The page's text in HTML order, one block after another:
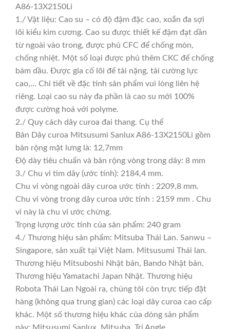
A86-13X2150Li
1./ Vật liệu: Cao su – có độ đậm đặc cao, xoắn đa sợi
lõi kiểu kim cương. Cao su được thiết kế đậm đạt dần
từ ngoài vào trong, được phủ CFC để chống mòn,
chống nhiệt. Một số loại được phủ thêm CKC để chống
bám dầu. Được gia cố lõi để tải nặng, tải cường lực
cao,… Chi tiết về đặc tính sản phẩm vui lòng liên hệ
riêng. Loại cao su này đa phần là cao su mới 100%
được cường hoá với polyme.
2./ Quy cách dây curoa đai thang. Cụ thể
Bản Dây curoa Mitsusumi Sanlux A86-13X2150Li gồm
bản rộng mặt lưng là: 12,7mm
Độ dày tiêu chuẩn và bản rộng vòng trong dây: 8 mm
3./ Chu vi tim dây (ước tính): 2184,4 mm.
Chu vi vòng ngoài dây curoa ước tính : 2209,8 mm.
Chu vi vòng trong dây curoa ước tính : 2159 mm . Chu
vi này là chu vi ước chừng.
Trọng lượng ước tính của sản phẩm: 240 gram
4./ Thương hiệu sản phẩm: Mitsuba Thái Lan. Sanwu –
Singapore, sản xuất tại Việt Nam. Mitsusumi Thái lan.
Thương hiệu Mitsuboshi Nhật bản, Bando Nhật bản.
Thương hiệu Yamatachi Japan Nhật. Thương hiệu
Robota Thái Lan Ngoài ra, chúng tôi còn trực tiếp đặt
hàng (không qua trung gian) các loại dây curoa cao cấp
khác. Một số thương hiệu khác của dòng sản phẩm
này: Mitsusumi Sanlux, Mitsuba, Tri Angle